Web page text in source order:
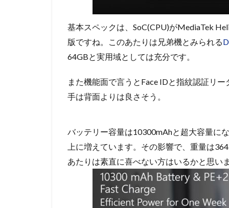
基本スペックは、SoC(CPU)がMediaTek
版ですね。このあたりは兄弟機とみられる
64GBと実用域としては充分です。
また機能面で言うとFace IDと指紋認証リ
手は背面よりは良さそう。
バッテリー容量は10300mAhと超大容量に
上に増えています。その影響で、重量は
あたりは素直に喜べない方はいるかと思い